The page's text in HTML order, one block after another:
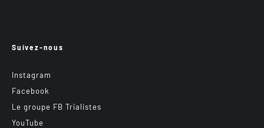
Suivez-nous
Instagram
Facebook
Le groupe FB Trialistes
YouTube